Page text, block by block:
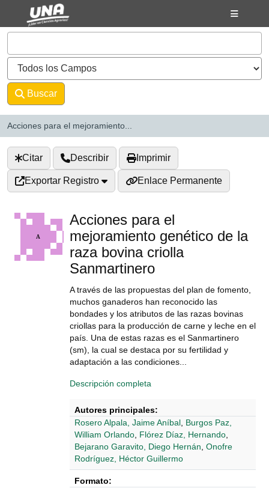
Saltar al contenido
VuFind
Buscar
Acciones para el mejoramiento...
Citar Describir Imprimir
Exportar Registro Enlace Permanente
Acciones para el
mejoramiento genético de la
raza bovina criolla
Sanmartinero
A través de las propuestas del plan de fomento,
muchos ganaderos han reconocido las
bondades y los atributos de las razas bovinas
criollas para la producción de carne y leche en el
país. Una de estas razas es el Sanmartinero
(sm), la cual se destaca por su fertilidad y
adaptación a las condiciones...
Descripción completa
Autores principales:
Rosero Alpala, Jaime Aníbal Burgos Paz,
William Orlando Flórez Díaz, Hernando
Bejarano Garavito, Diego Hernán Onofre
Rodríguez, Héctor Guillermo
Formato: